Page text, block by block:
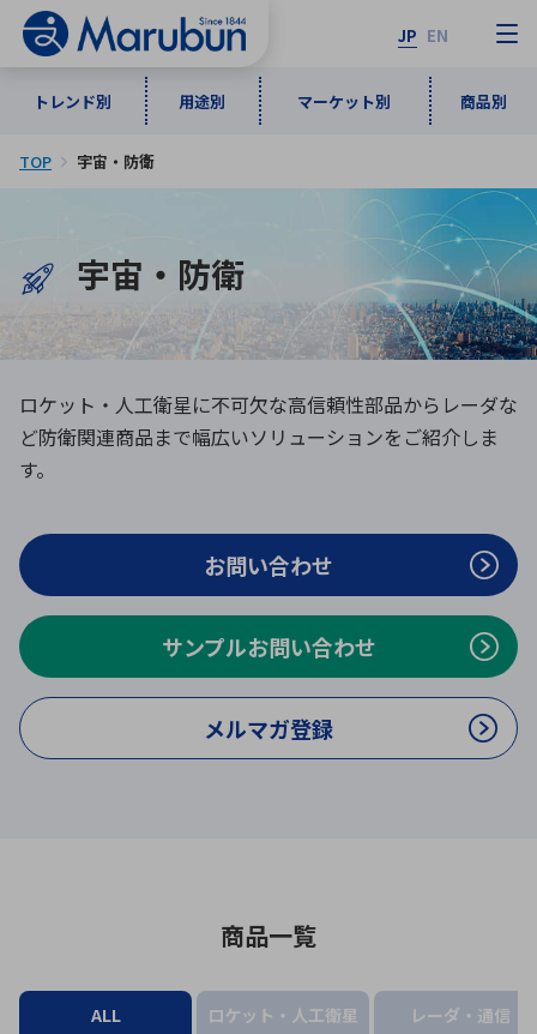
JP EN
トレンド別 用途別 マーケット別 商品別
トレンド別
インダストリアルDXソリューション
ロボティクス（AI）
データセンタ・クラウド
ミリ波レーダー
用途別
通信・ネットワーク
品質管理・検査
接着・接合
製品製造・加工
マーケット別
自動車 産業
情報通信 宇宙・防衛
商品別
半導体・電子部品 ソフトウェア
計測・測定・表示機器 検査・分析機器
ICTソリューション 組立・ロボティクス
レーザー・光学部品 組込コンピュータ
メーカ一覧
50音順
あ行 か行 さ行
た行
ら行
わ行
B C
E
F G
H
J K
M
N O
P
R S
TOP 宇宙・防衛
宇宙・防衛
ロケット・人工衛星に不可欠な高信頼性部品からレーダな
ど防衛関連商品まで幅広いソリューションをご紹介しま
す。
お問い合わせ
サンプルお問い合わせ
メルマガ登録
商品一覧
ALL ロケット・人工衛星 レーダ・通信